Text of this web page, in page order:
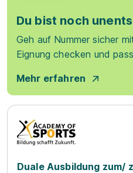
Du bist noch
Geh auf Nummer sicher
Eignung checken und
Mehr erfahren
Duale Ausbildung zum/